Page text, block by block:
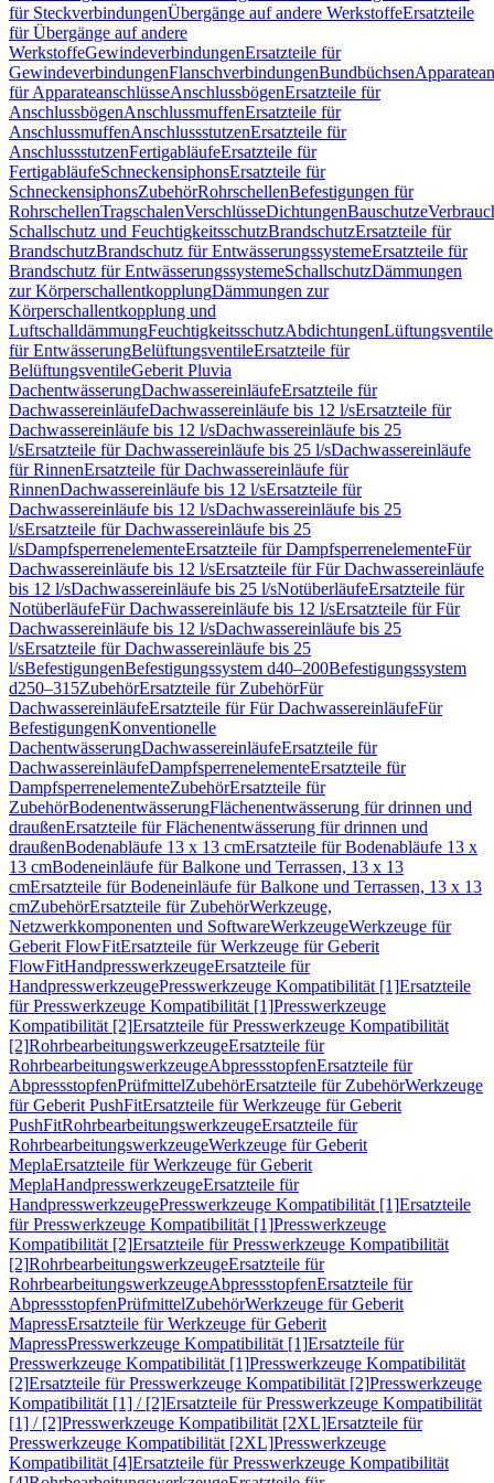
für SteckverbindungenÜbergänge auf andere WerkstoffeErsatzteile
für Übergänge auf andere
WerkstoffeGewindeverbindungenErsatzteile für
GewindeverbindungenFlanschverbindungenBundbüchsen
für ApparateanschlüsseAnschlussbögenErsatzteile für
AnschlussbögenAnschlussmuffenErsatzteile für
AnschlussmuffenAnschlussstutzenErsatzteile für
AnschlussstutzenFertigabläufeErsatzteile für
FertigabläufeSchneckensiphonsErsatzteile für
SchneckensiphonsZubehörRohrschellenBefestigungen für
RohrschellenTragschalenVerschlüsseDichtungenBauschutze
Schallschutz und FeuchtigkeitsschutzBrandschutzErsatzteile für
BrandschutzBrandschutz für EntwässerungssystemeErsatzteile für
Brandschutz für EntwässerungssystemeSchallschutzDämmungen
zur KörperschallentkopplungDämmungen zur
Körperschallentkopplung und
LuftschalldämmungFeuchtigkeitsschutzAbdichtungenLüftungsventile
für EntwässerungBelüftungsventileErsatzteile für
BelüftungsventileGeberit Pluvia
DachentwässerungDachwassereinläufeErsatzteile für
DachwassereinläufeDachwassereinläufe bis 12 l/sErsatzteile für
Dachwassereinläufe bis 12 l/sDachwassereinläufe bis 25
l/sErsatzteile für Dachwassereinläufe bis 25 l/sDachwassereinläufe
für RinnenErsatzteile für Dachwassereinläufe für
RinnenDachwassereinläufe bis 12 l/sErsatzteile für
Dachwassereinläufe bis 12 l/sDachwassereinläufe bis 25
l/sErsatzteile für Dachwassereinläufe bis 25
l/sDampfsperrenelementeErsatzteile für DampfsperrenelementeFür
Dachwassereinläufe bis 12 l/sErsatzteile für Für Dachwassereinläufe
bis 12 l/sDachwassereinläufe bis 25 l/sNotüberläufeErsatzteile für
NotüberläufeFür Dachwassereinläufe bis 12 l/sErsatzteile für Für
Dachwassereinläufe bis 12 l/sDachwassereinläufe bis 25
l/sErsatzteile für Dachwassereinläufe bis 25
l/sBefestigungenBefestigungssystem d40–200Befestigungssystem
d250–315ZubehörErsatzteile für ZubehörFür
DachwassereinläufeErsatzteile für Für DachwassereinläufeFür
BefestigungenKonventionelle
DachentwässerungDachwassereinläufeErsatzteile für
DachwassereinläufeDampfsperrenelementeErsatzteile für
DampfsperrenelementeZubehörErsatzteile für
ZubehörBodenentwässerungFlächenentwässerung für drinnen und
draußenErsatzteile für Flächenentwässerung für drinnen und
draußenBodenabläufe 13 x 13 cmErsatzteile für Bodenabläufe 13 x
13 cmBodeneinläufe für Balkone und Terrassen, 13 x 13
cmErsatzteile für Bodeneinläufe für Balkone und Terrassen, 13 x 13
cmZubehörErsatzteile für ZubehörWerkzeuge,
Netzwerkkomponenten und SoftwareWerkzeugeWerkzeuge für
Geberit FlowFitErsatzteile für Werkzeuge für Geberit
FlowFitHandpresswerkzeugeErsatzteile für
HandpresswerkzeugePresswerkzeuge Kompatibilität [1]Ersatzteile
für Presswerkzeuge Kompatibilität [1]Presswerkzeuge
Kompatibilität [2]Ersatzteile für Presswerkzeuge Kompatibilität
[2]RohrbearbeitungswerkzeugeErsatzteile für
RohrbearbeitungswerkzeugeAbpressstopfenErsatzteile für
AbpressstopfenPrüfmittelZubehörErsatzteile für ZubehörWerkzeuge
für Geberit PushFitErsatzteile für Werkzeuge für Geberit
PushFitRohrbearbeitungswerkzeugeErsatzteile für
RohrbearbeitungswerkzeugeWerkzeuge für Geberit
MeplaErsatzteile für Werkzeuge für Geberit
MeplaHandpresswerkzeugeErsatzteile für
HandpresswerkzeugePresswerkzeuge Kompatibilität [1]Ersatzteile
für Presswerkzeuge Kompatibilität [1]Presswerkzeuge
Kompatibilität [2]Ersatzteile für Presswerkzeuge Kompatibilität
[2]RohrbearbeitungswerkzeugeErsatzteile für
RohrbearbeitungswerkzeugeAbpressstopfenErsatzteile für
AbpressstopfenPrüfmittelZubehörWerkzeuge für Geberit
MapressErsatzteile für Werkzeuge für Geberit
MapressPresswerkzeuge Kompatibilität [1]Ersatzteile für
Presswerkzeuge Kompatibilität [1]Presswerkzeuge Kompatibilität
[2]Ersatzteile für Presswerkzeuge Kompatibilität [2]Presswerkzeuge
Kompatibilität [1] / [2]Ersatzteile für Presswerkzeuge Kompatibilität
[1] / [2]Presswerkzeuge Kompatibilität [2XL]Ersatzteile für
Presswerkzeuge Kompatibilität [2XL]Presswerkzeuge
Kompatibilität [4]Ersatzteile für Presswerkzeuge Kompatibilität